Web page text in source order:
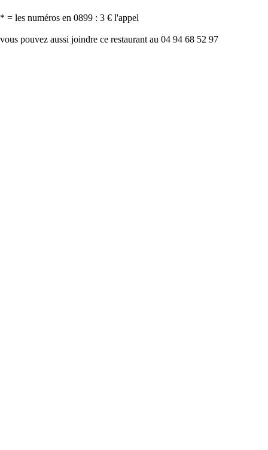
* = les numéros en 0899 : 3 € l'appel
vous pouvez aussi joindre ce restaurant au 04 94 68 52 97